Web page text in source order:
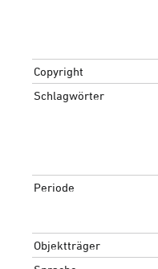
Copyright
Schlagwörter
Periode
Objektträger